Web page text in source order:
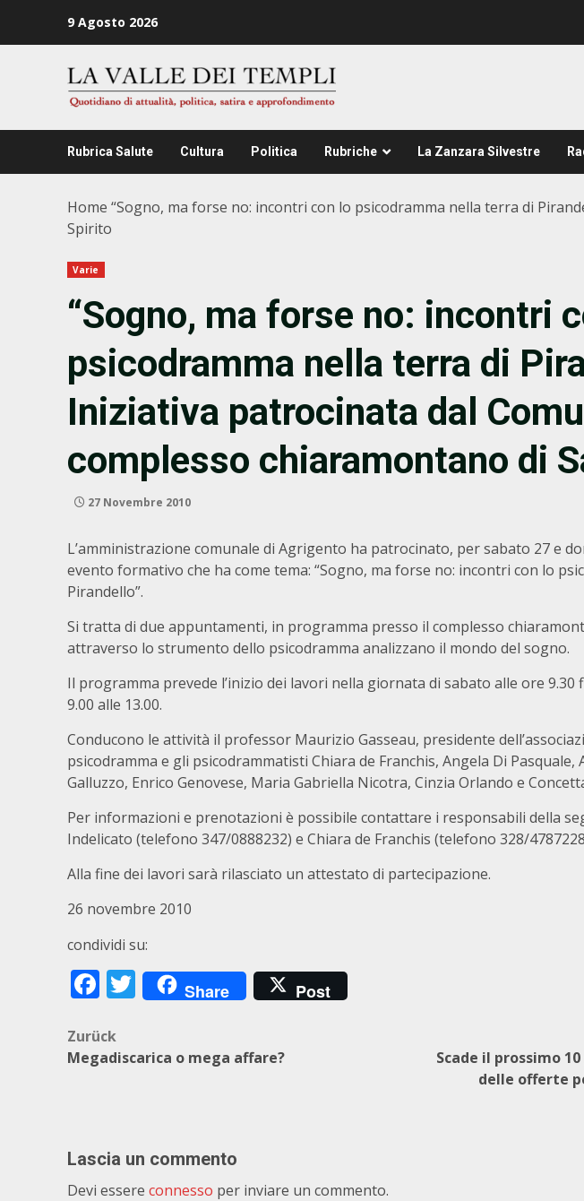
9 Agosto 2026
Rubrica Salute Cultura Politica Rubriche La Zanzara Silvestre
Home “Sogno, ma forse no: incontri con lo psicodramma nella terra di
Spirito
Varie
“Sogno, ma forse no: incontri
psicodramma nella terra di
Iniziativa patrocinata dal
complesso chiaramontano di
27 Novembre 2010
L’amministrazione comunale di Agrigento ha patrocinato, per sabato 27 e
evento formativo che ha come tema: “Sogno, ma forse no: incontri con lo
Pirandello”.
Si tratta di due appuntamenti, in programma presso il complesso
attraverso lo strumento dello psicodramma analizzano il mondo del sogno.
Il programma prevede l’inizio dei lavori nella giornata di sabato alle ore 9.30
9.00 alle 13.00.
Conducono le attività il professor Maurizio Gasseau, presidente
psicodramma e gli psicodrammatisti Chiara de Franchis, Angela Di Pasquale,
Galluzzo, Enrico Genovese, Maria Gabriella Nicotra, Cinzia Orlando e
Per informazioni e prenotazioni è possibile contattare i responsabili della
Indelicato (telefono 347/0888232) e Chiara de Franchis (telefono 328/
Alla fine dei lavori sarà rilasciato un attestato di partecipazione.
26 novembre 2010
condividi su:
Facebook
Twitter
Share Post
Beitragsnavigation
Zurück
Megadiscarica o mega affare?
Scade il prossimo
delle offerte
Lascia un commento
Devi essere connesso per inviare un commento.